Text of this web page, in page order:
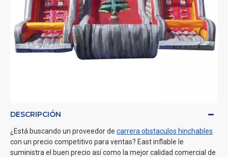
DESCRIPCIÓN
¿Está buscando un proveedor de carrera obstaculos hinchables
con un precio competitivo para ventas? East inflable le
suministra el buen precio así como la mejor calidad comercial de